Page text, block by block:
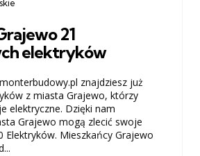
21
elektryków
znajdziesz już
z miasta Grajewo, którzy
elektryczne. Dzięki nam
Grajewo mogą zlecić swoje
Elektryków. Mieszkańcy Grajewo